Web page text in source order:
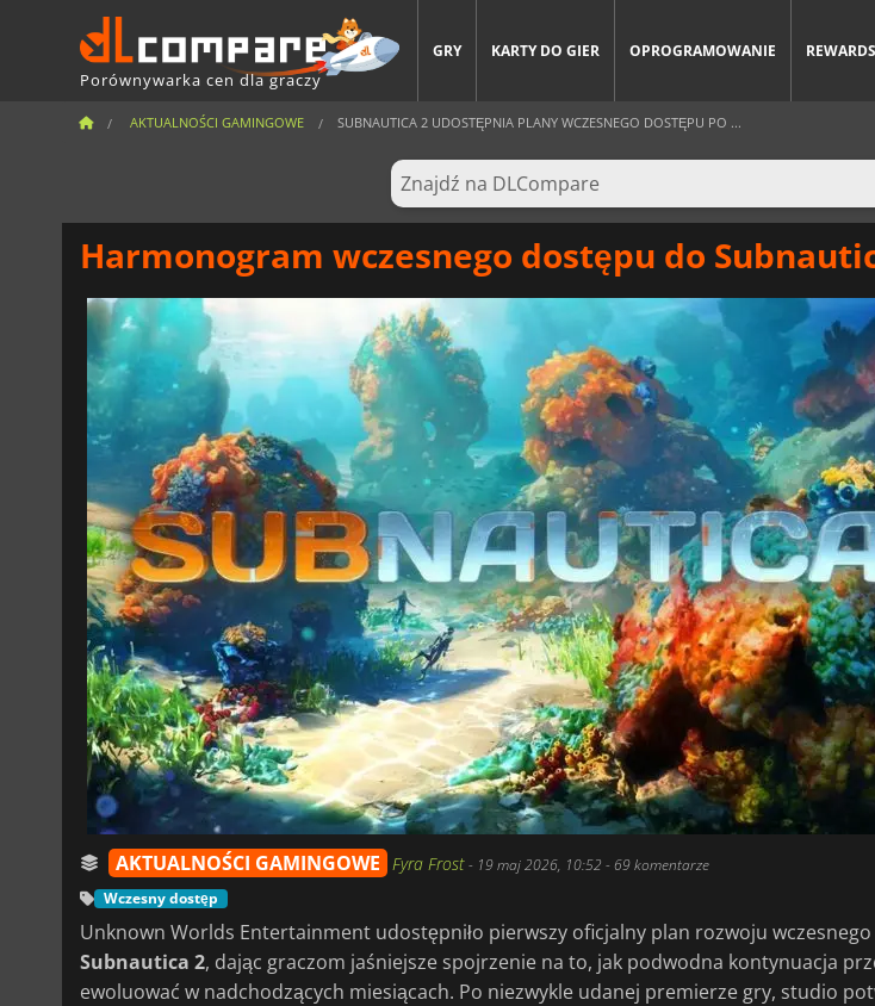
Porównywarka cen dla graczy
GRY KARTY DO GIER OPROGRAMOWANIE REWARDS
AKTUALNOŚCI GAMINGOWE SUBNAUTICA 2 UDOSTĘPNIA PLANY WCZESNEGO DOSTĘPU PO ...
Harmonogram wczesnego dostępu do
AKTUALNOŚCI GAMINGOWE Fyra Frost- 19 maj 2026, 10:52 - 69 komentarze
Wczesny dostęp
Unknown Worlds Entertainment udostępniło pierwszy oficjalny plan rozwoju
Subnautica 2, dając graczom jaśniejsze spojrzenie na to, jak podwodna kontynuacja
ewoluować w nadchodzących miesiącach. Po niezwykle udanej premierze gry, studio